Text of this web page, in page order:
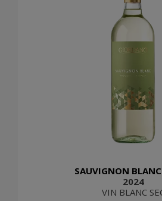
SAUVIGNON
2024
VIN BLANC